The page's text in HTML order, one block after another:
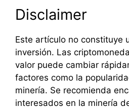
Disclaimer
Este artículo no constituye
inversión. Las
valor puede cambiar
factores como la
minería. Se recomienda
interesados en la minería